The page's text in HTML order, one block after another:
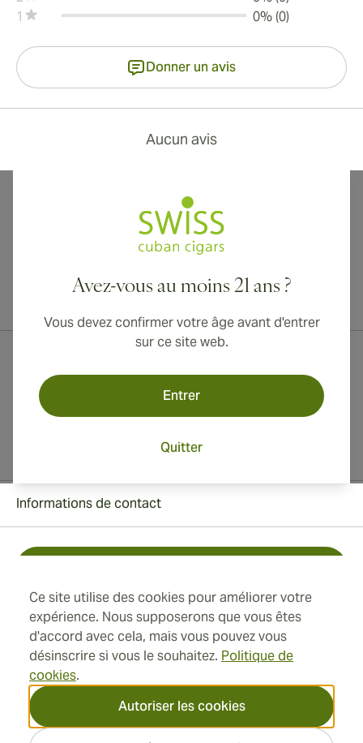
Ce site utilise des cookies pour améliorer votre
expérience. Nous supposerons que vous êtes
d'accord avec cela, mais vous pouvez vous
désinscrire si vous le souhaitez. Politique de
cookies.
Autoriser les cookies
1
0% (0)
Donner un avis
Aucun avis
Avez-vous au moins 21 ans ?
Vous devez confirmer votre âge avant d'entrer
sur ce site web.
Entrer
Quitter
Livraison internationale disponible vers le Canada, le Royaume-Uni
Informations
Informations de contact
+41 22 518 44 43
info@swisscubancigars.com